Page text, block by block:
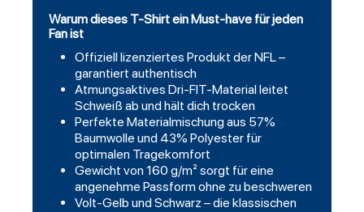
Warum dieses T-Shirt ein Must-have für jeden
Fan ist
Offiziell lizenziertes Produkt der NFL –
garantiert authentisch
Atmungsaktives Dri-FIT-Material leitet
Schweiß ab und hält dich trocken
Perfekte Materialmischung aus 57%
Baumwolle und 43% Polyester für
optimalen Tragekomfort
Gewicht von 160 g/m² sorgt für eine
angenehme Passform ohne zu beschweren
Volt-Gelb und Schwarz – die klassischen